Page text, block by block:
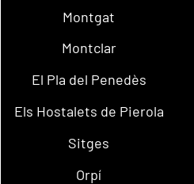
Montgat
Montclar
El Pla del Penedès
Els Hostalets de Pierola
Sitges
Orpí